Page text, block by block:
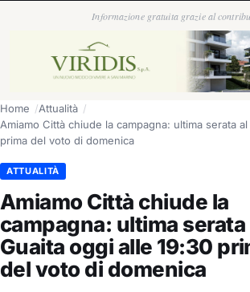
Informazione gratuita grazie al
Home
Attualità
Amiamo Città chiude la campagna: ultima serata
prima del voto di domenica
ATTUALITÀ
Amiamo Città chiude la
campagna: ultima serata
Guaita oggi alle 19:30
del voto di domenica